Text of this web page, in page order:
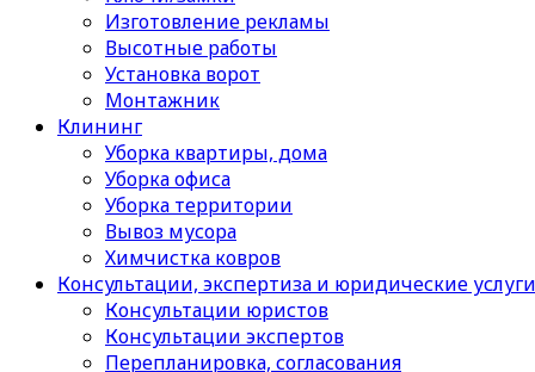
Изготовление рекламы
Высотные работы
Установка ворот
Монтажник
Клининг
Уборка квартиры, дома
Уборка офиса
Уборка территории
Вывоз мусора
Химчистка ковров
Консультации, экспертиза и юридические услуги
Консультации юристов
Консультации экспертов
Перепланировка, согласования